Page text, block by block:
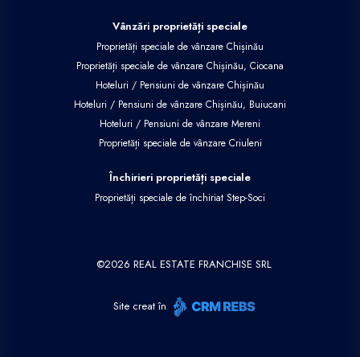
Vânzări proprietăți speciale
Proprietăți speciale de vânzare Chișinău
Proprietăți speciale de vânzare Chișinău, Ciocana
Hoteluri / Pensiuni de vânzare Chișinău
Hoteluri / Pensiuni de vânzare Chișinău, Buiucani
Hoteluri / Pensiuni de vânzare Mereni
Proprietăți speciale de vânzare Criuleni
Închirieri proprietăți speciale
Proprietăți speciale de închiriat Step-Soci
©2026 REAL ESTATE FRANCHISE SRL
Site creat în